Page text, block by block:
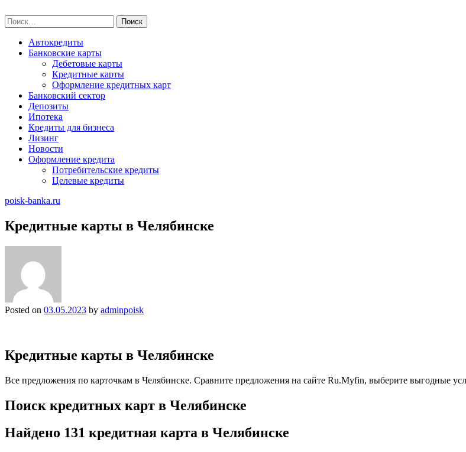
to
content
Найти:
Автокредиты
Банковские карты
Дебетовые карты
Кредитные карты
Оформление кредитных карт
Банковский сектор
Депозиты
Ипотека
Кредиты для бизнеса
Лизинг
Новости
Оформление кредита
Потребительские кредиты
Целевые кредиты
poisk-banka.ru
Кредитные карты в Челябинске
Posted on 03.05.2023 by adminpoisk
Кредитные карты в Челябинске
Все предложения по карточкам в Челябинске. Сравните предложения на сайте Ru.Myfin, выберите выгодные
Поиск кредитных карт в Челябинске
Найдено 131 кредитная карта в Челябинске